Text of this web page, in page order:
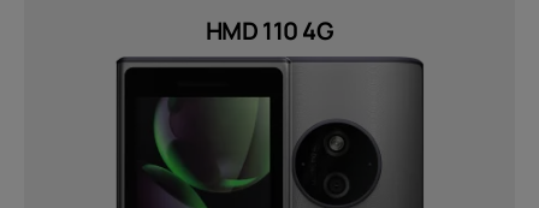
QVGA (2)
Netwerken
2G, 3G &amp; 4G (1)
HMD 110 4G